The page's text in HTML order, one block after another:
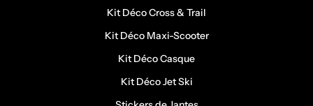
Kit Déco Cross & Trail
Kit Déco Maxi-Scooter
Kit Déco Casque
Kit Déco Jet Ski